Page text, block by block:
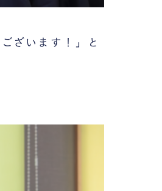
ざいます！」と